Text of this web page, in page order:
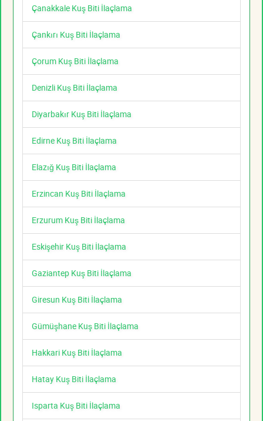
Çanakkale Kuş Biti İlaçlama
Çankırı Kuş Biti İlaçlama
Çorum Kuş Biti İlaçlama
Denizli Kuş Biti İlaçlama
Diyarbakır Kuş Biti İlaçlama
Edirne Kuş Biti İlaçlama
Elazığ Kuş Biti İlaçlama
Erzincan Kuş Biti İlaçlama
Erzurum Kuş Biti İlaçlama
Eskişehir Kuş Biti İlaçlama
Gaziantep Kuş Biti İlaçlama
Giresun Kuş Biti İlaçlama
Gümüşhane Kuş Biti İlaçlama
Hakkari Kuş Biti İlaçlama
Hatay Kuş Biti İlaçlama
Isparta Kuş Biti İlaçlama